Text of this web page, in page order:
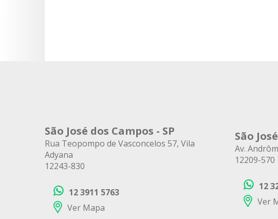
São José dos Campos - SP
Rua Teopompo de Vasconcelos 57, Vila
Adyana
12243-830
12 3911 5763
Ver Mapa
São
Av.
12209-570
12
Ver